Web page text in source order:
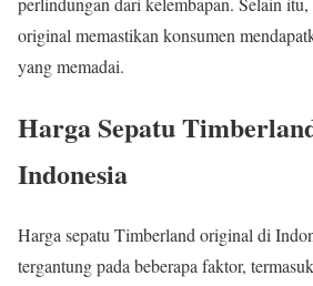
original memastikan konsumen
yang memadai.
Harga Sepatu
Indonesia
Harga sepatu Timberland original di
tergantung pada beberapa faktor,